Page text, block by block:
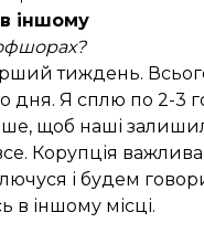
іншому
тиждень.
дня. Я сплю по
щоб наші
Корупція
і будем
в іншому місці.